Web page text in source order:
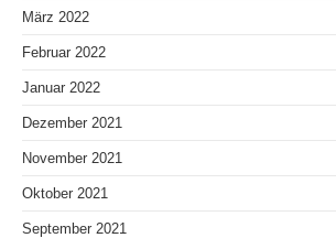
März 2022
Februar 2022
Januar 2022
Dezember 2021
November 2021
Oktober 2021
September 2021